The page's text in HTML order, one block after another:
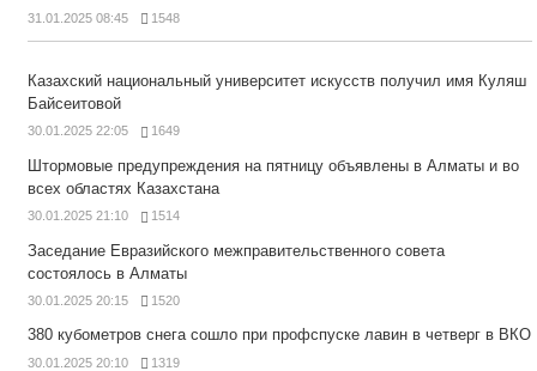
31.01.2025 08:45 1548
Казахский национальный университет искусств получил имя Куляш
Байсеитовой
30.01.2025 22:05 1649
Штормовые предупреждения на пятницу объявлены в Алматы и во
всех областях Казахстана
30.01.2025 21:10 1514
Заседание Евразийского межправительственного совета
состоялось в Алматы
30.01.2025 20:15 1520
380 кубометров снега сошло при профспуске лавин в четверг в ВКО
30.01.2025 20:10 1319